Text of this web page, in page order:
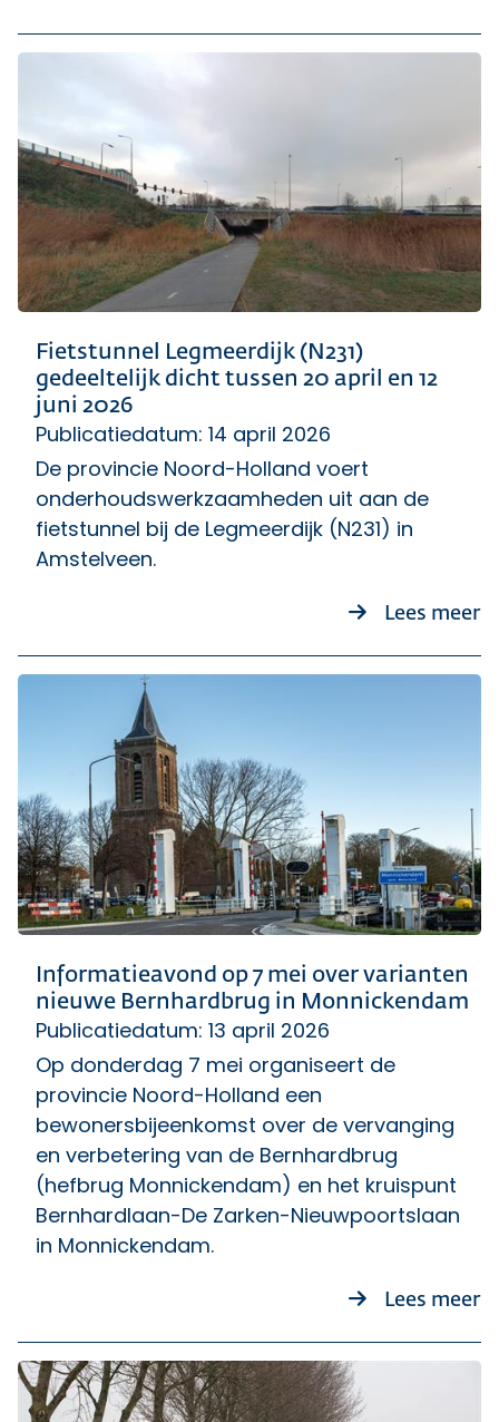
Fietstunnel Legmeerdijk (N231)
gedeeltelijk dicht tussen 20 april en 12
juni 2026
Publicatiedatum: 14 april 2026
De provincie Noord-Holland voert
onderhoudswerkzaamheden uit aan de
fietstunnel bij de Legmeerdijk (N231) in
Amstelveen.
Lees meer
Informatieavond op 7 mei over varianten
nieuwe Bernhardbrug in Monnickendam
Publicatiedatum: 13 april 2026
Op donderdag 7 mei organiseert de
provincie Noord-Holland een
bewonersbijeenkomst over de vervanging
en verbetering van de Bernhardbrug
(hefbrug Monnickendam) en het kruispunt
Bernhardlaan-De Zarken-Nieuwpoortslaan
in Monnickendam.
Lees meer